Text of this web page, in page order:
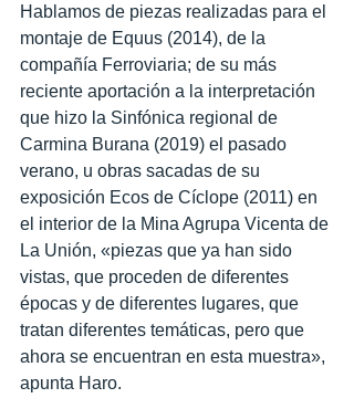
Hablamos de piezas realizadas para el
montaje de Equus (2014), de la
compañía Ferroviaria; de su más
reciente aportación a la interpretación
que hizo la Sinfónica regional de
Carmina Burana (2019) el pasado
verano, u obras sacadas de su
exposición Ecos de Cíclope (2011) en
el interior de la Mina Agrupa Vicenta de
La Unión, «piezas que ya han sido
vistas, que proceden de diferentes
épocas y de diferentes lugares, que
tratan diferentes temáticas, pero que
ahora se encuentran en esta muestra»,
apunta Haro.